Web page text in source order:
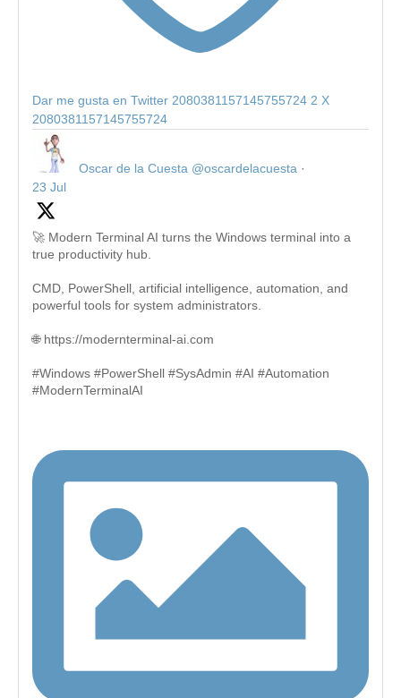
Dar me gusta en Twitter 2080381157145755724 2 X
2080381157145755724
Oscar de la Cuesta @oscardelacuesta ·
23 Jul
🚀 Modern Terminal AI turns the Windows terminal into a
true productivity hub.
CMD, PowerShell, artificial intelligence, automation, and
powerful tools for system administrators.
🌐 https://modernterminal-ai.com
#Windows #PowerShell #SysAdmin #AI #Automation
#ModernTerminalAI